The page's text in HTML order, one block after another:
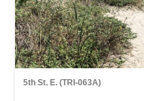
5th St. E. (TRI-063A)